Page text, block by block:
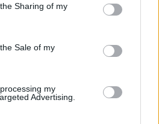
Sharing of my
Sale of my
my
Advertising.